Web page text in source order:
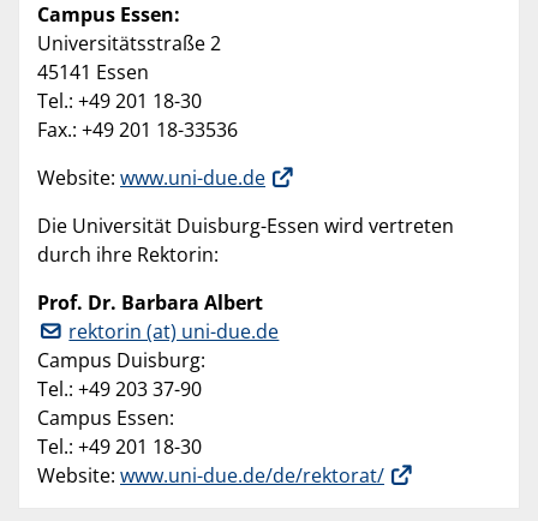
Campus Essen:
Universitätsstraße 2
45141 Essen
Tel.: +49 201 18-30
Fax.: +49 201 18-33536
Website: www.uni-due.de
Die Universität Duisburg-Essen wird vertreten
durch ihre Rektorin:
Prof. Dr. Barbara Albert
rektorin (at) uni-due.de
Campus Duisburg:
Tel.: +49 203 37-90
Campus Essen:
Tel.: +49 201 18-30
Website: www.uni-due.de/de/rektorat/